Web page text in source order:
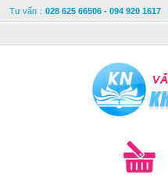
Tư vấn : 028 625 66506 - 094 920 1617